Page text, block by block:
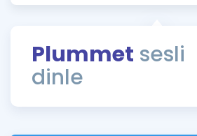
Rehberlik Aracı
ÖSYM Sınav Takvimi
Plummet sesli
dinle